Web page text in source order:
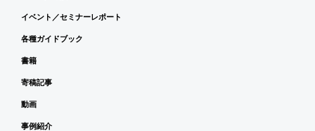
イベント／セミナーレポート
各種ガイドブック
書籍
寄稿記事
動画
事例紹介